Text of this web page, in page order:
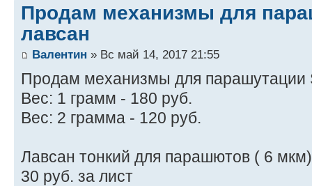
Продам механизмы для
лавсан
Валентин » Вс май 14, 2017 21:55
Продам механизмы для парашутации
Вес: 1 грамм - 180 руб.
Вес: 2 грамма - 120 руб.
Лавсан тонкий для парашютов ( 6
30 руб. за лист